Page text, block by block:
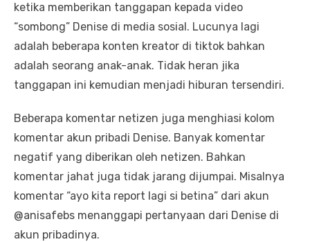
ketika memberikan tanggapan kepada video
“sombong” Denise di media sosial. Lucunya lagi
adalah beberapa konten kreator di tiktok bahkan
adalah seorang anak-anak. Tidak heran jika
tanggapan ini kemudian menjadi hiburan tersendiri.
Beberapa komentar netizen juga menghiasi kolom
komentar akun pribadi Denise. Banyak komentar
negatif yang diberikan oleh netizen. Bahkan
komentar jahat juga tidak jarang dijumpai. Misalnya
komentar “ayo kita report lagi si betina” dari akun
@anisafebs menanggapi pertanyaan dari Denise di
akun pribadinya.